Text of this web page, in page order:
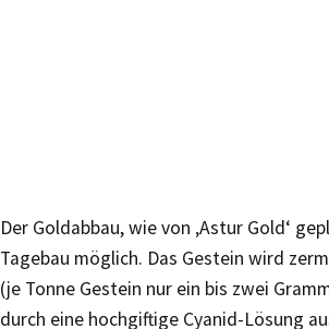
Der Goldabbau, wie von ‚Astur Gold‘
Tagebau möglich. Das Gestein wird
(je Tonne Gestein nur ein bis zwei
durch eine hochgiftige Cyanid-Lösung